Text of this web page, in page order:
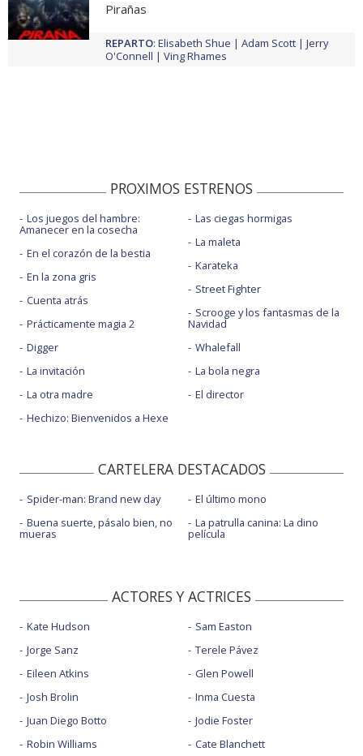
Pirañas
REPARTO: Elisabeth Shue Adam Scott
Jerry
O'Connell
Ving Rhames
PROXIMOS ESTRENOS
Los juegos del hambre:
Amanecer en la cosecha
En el corazón de la bestia
En la zona gris
Cuenta atrás
Prácticamente magia 2
Digger
La invitación
La otra madre
Hechizo: Bienvenidos a Hexe
Las ciegas hormigas
La maleta
Karateka
Street Fighter
Scrooge y los fantasmas de la
Navidad
Whalefall
La bola negra
El director
CARTELERA DESTACADOS
Spider-man: Brand new day
Buena suerte, pásalo bien, no
mueras
El último mono
La patrulla canina: La dino
película
ACTORES Y ACTRICES
Kate Hudson
Jorge Sanz
Eileen Atkins
Josh Brolin
Juan Diego Botto
Robin Williams
Sam Easton
Terele Pávez
Glen Powell
Inma Cuesta
Jodie Foster
Cate Blanchett